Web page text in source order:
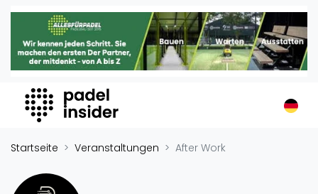
Padel Insider
Home
Organisationen
Buchungssysteme
Padel-Shops
Padelplatzbauer
Startseite Veranstaltungen After Work